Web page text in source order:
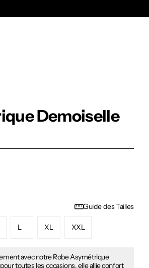
Demoiselle
Guide des Tailles
L XL XXL
avec notre Robe Asymétrique
toutes les occasions, elle allie confort